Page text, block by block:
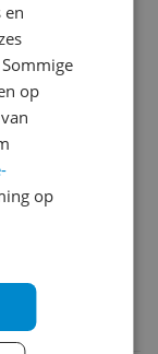
gebruik
en
op
op